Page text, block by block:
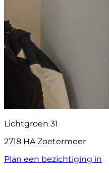
Lichtgroen 31
2718 HA Zoetermeer
Plan een bezichtiging in